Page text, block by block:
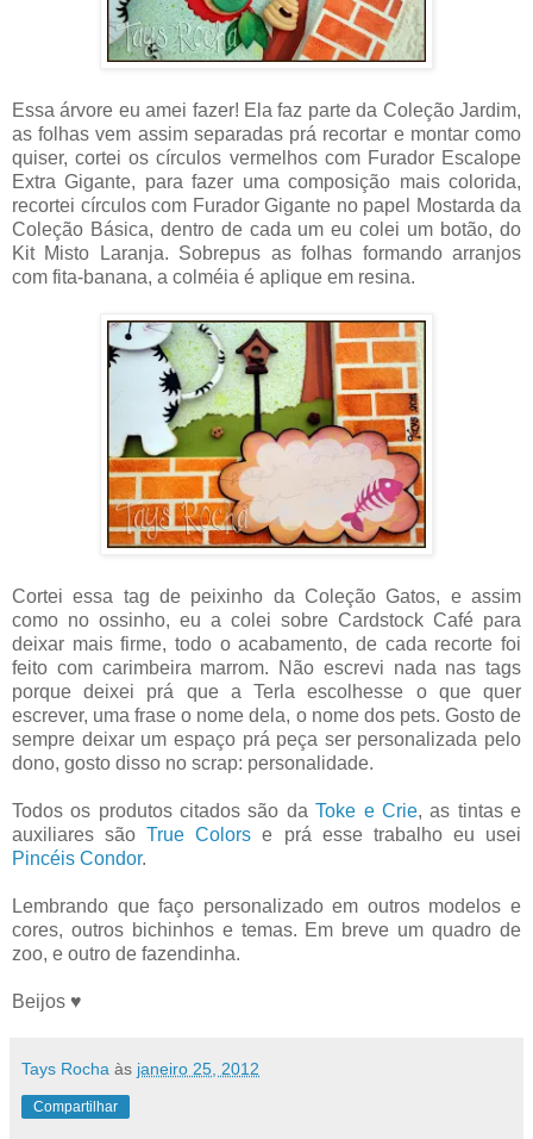
Essa árvore eu amei fazer! Ela faz parte da Coleção Jardim,
as folhas vem assim separadas prá recortar e montar como
quiser, cortei os círculos vermelhos com Furador Escalope
Extra Gigante, para fazer uma composição mais colorida,
recortei círculos com Furador Gigante no papel Mostarda da
Coleção Básica, dentro de cada um eu colei um botão, do
Kit Misto Laranja. Sobrepus as folhas formando arranjos
com fita-banana, a colméia é aplique em resina.
Cortei essa tag de peixinho da Coleção Gatos, e assim
como no ossinho, eu a colei sobre Cardstock Café para
deixar mais firme, todo o acabamento, de cada recorte foi
feito com carimbeira marrom. Não escrevi nada nas tags
porque deixei prá que a Terla escolhesse o que quer
escrever, uma frase o nome dela, o nome dos pets. Gosto de
sempre deixar um espaço prá peça ser personalizada pelo
dono, gosto disso no scrap: personalidade.
Todos os produtos citados são daToke e Crie, as tintas e
auxiliares sãoTrue Colors e prá esse trabalho eu usei
Pincéis Condor.
Lembrando que faço personalizado em outros modelos e
cores, outros bichinhos e temas. Em breve um quadro de
zoo, e outro de fazendinha.
Beijos ♥
Tays Rocha às janeiro 25, 2012
Compartilhar